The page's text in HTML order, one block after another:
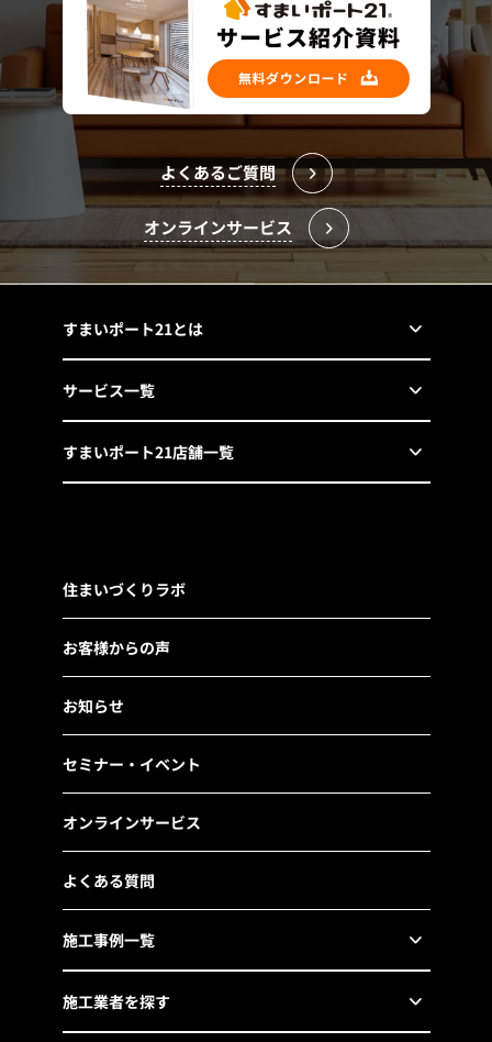
よくあるご質問
オンラインサービス
すまいポート21とは
サービス一覧
すまいポート21店舗一覧
住まいづくりラボ
お客様からの声
お知らせ
セミナー・イベント
オンラインサービス
よくある質問
施工事例一覧
施工業者を探す